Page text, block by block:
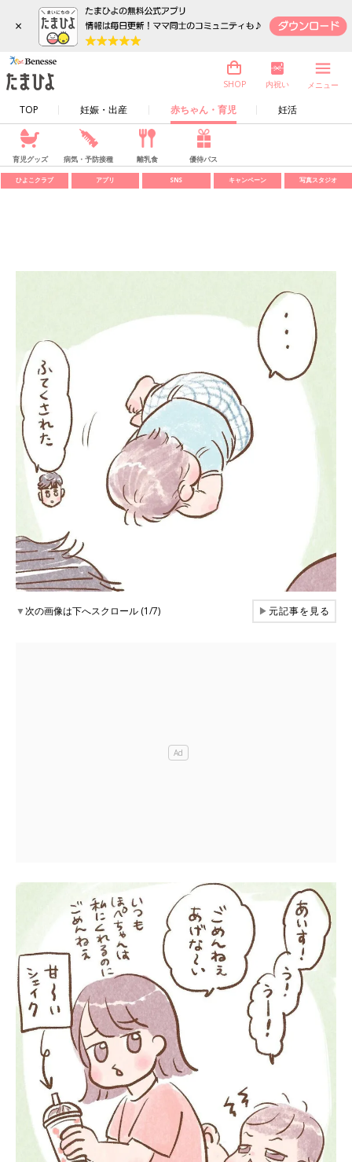
×
TOP 妊娠・出産 赤ちゃん・育児 妊活
SHOP 内祝い メニュー
育児グッズ 病気・予防接種 離乳食 優待パス
ひよこクラブ アプリ SNS キャンペーン 写真スタジオ
▼次の画像は下へスクロール (1/7) ▶元記事を見る